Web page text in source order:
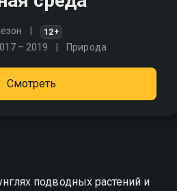
12+
– 2019 Природа
Смотреть
подводных растений и